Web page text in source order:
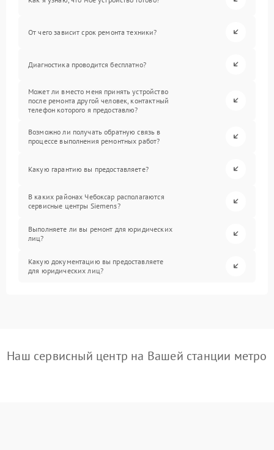
От чего зависит срок ремонта техники?
Диагностика проводится бесплатно?
Может ли вместо меня принять устройство
после ремонта другой человек, контактный
телефон которого я предоставлю?
Возможно ли получать обратную связь в
процессе выполнения ремонтных работ?
Какую гарантию вы предоставляете?
В каких районах Чебоксар располагаются
сервисные центры Siemens?
Выполняете ли вы ремонт для юридических
лиц?
Какую документацию вы предоставляете
для юридических лиц?
Наш сервисный центр на Вашей станции метро